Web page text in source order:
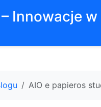
Innowacje
AIO e papieros